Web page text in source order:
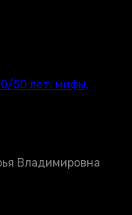
50 лет: мифы,
Владимировна